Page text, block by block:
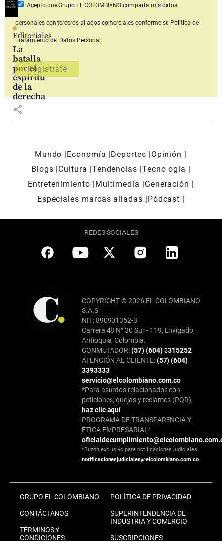
Editoriales
La
batalla
por el
espíritu
de la
derecha
share
Acepto que Grupo EL COLOMBIANOcomparta mis datos
personales con terceros aliados comerciales conforme su Política de
Tratamiento del Datos Personal.
Mundo Economía Deportes
Opinión
Blogs
Cultura Tendencias Tecnología
Entretenimiento
Multimedia
Generación
Especiales marcas aliadas
Pódcast
REDES SOCIALES
COPYRIGHT © 2026 EL COLOMBIANO
S.A.S
NIT: 890901352-3
Carrera 48 N° 30 Sur - 119, Envigado,
Antioquia, Colombia.
CONMUTADOR:(57) (604) 3315252
ATENCIÓN AL CLIENTE:(57) (604)
3393333
servicio@elcolombiano.com.co
*Para asuntos relacionados con
peticiones, quejas y reclamos (PQR),
haz clic aquí
PROGRAMA DE TRANSPARENCIA Y
ÉTICA EMPRESARIAL:
*Buzón exclusivo para notificaciones judiciales:
notificacionesjudiciales@elcolombiano.com.co
GRUPO EL COLOMBIANO
CONTÁCTANOS
TÉRMINOS Y
CONDICIONES
POLÍTICA DE PRIVACIDAD
SUPERINTENDENCIA DE
INDUSTRIA Y COMERCIO
SUSCRIPCIONES